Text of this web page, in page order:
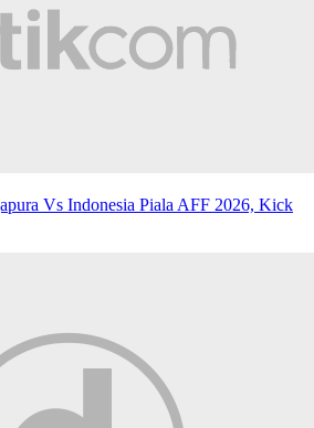
Vs Indonesia Piala AFF 2026, Kick